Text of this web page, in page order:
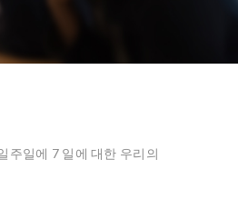
주일에 7 일에 대한 우리의